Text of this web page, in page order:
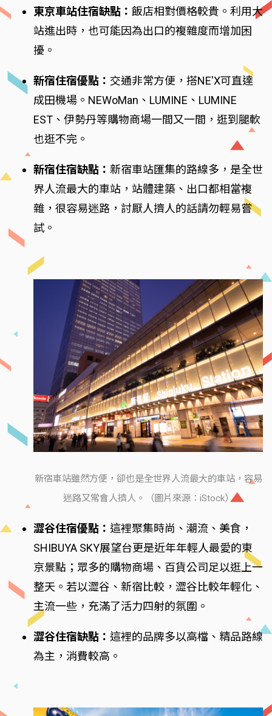
東京車站住宿缺點： 飯店相對價格較貴。利用大
站進出時，也可能因為出口的複雜度而增加困
擾。
新宿住宿優點： 交通非常方便，搭NE'X可直達
成田機場。NEWoMan、LUMINE、LUMINE
EST、伊勢丹等購物商場一間又一間，逛到腿軟
也逛不完。
新宿住宿缺點： 新宿車站匯集的路線多，是全世
界人流最大的車站，站體建築、出口都相當複
雜，很容易迷路，討厭人擠人的話請勿輕易嘗
試。
新宿車站雖然方便，卻也是全世界人流最大的車站，容易
迷路又常會人擠人。（圖片來源：iStock）
澀谷住宿優點： 這裡聚集時尚、潮流、美食，
SHIBUYA SKY展望台更是近年年輕人最愛的東
京景點；眾多的購物商場、百貨公司足以逛上一
整天。若以澀谷、新宿比較，澀谷比較年輕化、
主流一些，充滿了活力四射的氛圍。
澀谷住宿缺點： 這裡的品牌多以高檔、精品路線
為主，消費較高。